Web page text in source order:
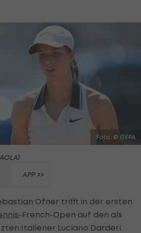
Foto: © GEPA
APP >>
Ofner trifft in der ersten
-French-Open auf den als
Italiener Luciano Darderi.